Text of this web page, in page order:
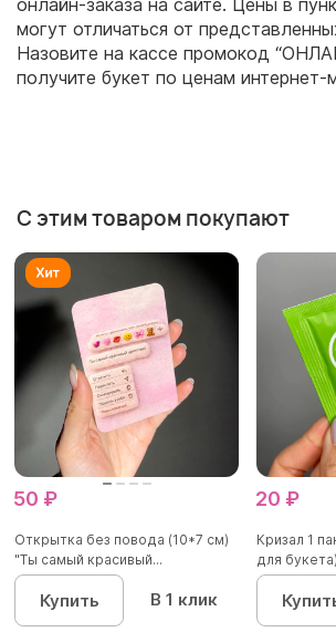
онлайн-заказа на сайте. Цены в
могут отличаться от
Назовите на кассе промокод
получите букет по ценам интернет-
С этим товаром покупают
50 ₽
Открытка без повода (10*7 см)
"Ты самый красивый...
Купить В 1 клик
20 ₽
Кризал 1
для букета)